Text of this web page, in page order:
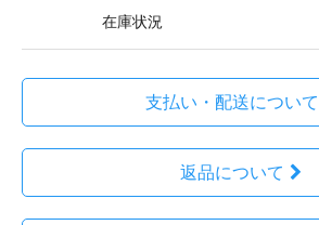
在庫状況
支払い・配送について
返品について